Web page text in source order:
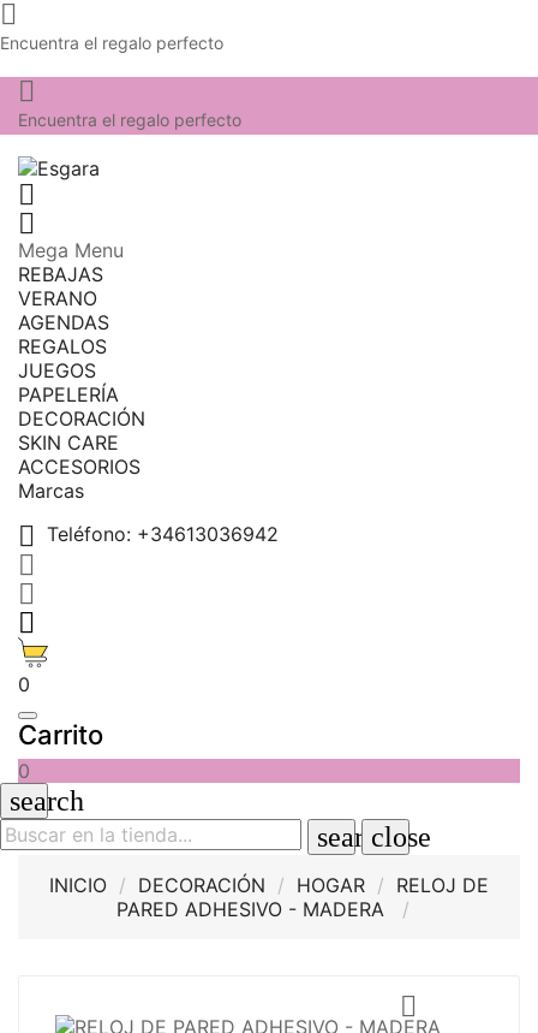

Encuentra el regalo perfecto

Encuentra el regalo perfecto


Mega Menu
REBAJAS
VERANO
AGENDAS
REGALOS
JUEGOS
PAPELERÍA
DECORACIÓN
SKIN CARE
ACCESORIOS
Marcas
 Teléfono: +34613036942



0
Carrito
0
search
searchclose
INICIO DECORACIÓN HOGAR
RELOJ DE
PARED ADHESIVO - MADERA
